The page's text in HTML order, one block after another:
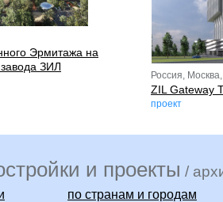
Эрмитажа на
ЗИЛ
Россия,
ZIL Gateway
проект
и проекты /
по странам и городам